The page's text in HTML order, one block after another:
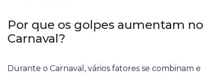
Por que os golpes aumentam no
Carnaval?
Durante o Carnaval, vários fatores se combinam e